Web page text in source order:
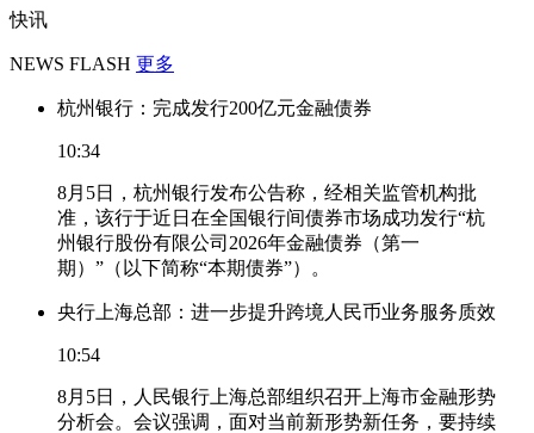
快讯
NEWS FLASH 更多
杭州银行：完成发行200亿元金融债券
10:34
8月5日，杭州银行发布公告称，经相关监管机构批
准，该行于近日在全国银行间债券市场成功发行“杭
州银行股份有限公司2026年金融债券（第一
期）”（以下简称“本期债券”）。
央行上海总部：进一步提升跨境人民币业务服务质效
10:54
8月5日，人民银行上海总部组织召开上海市金融形势
分析会。会议强调，面对当前新形势新任务，要持续